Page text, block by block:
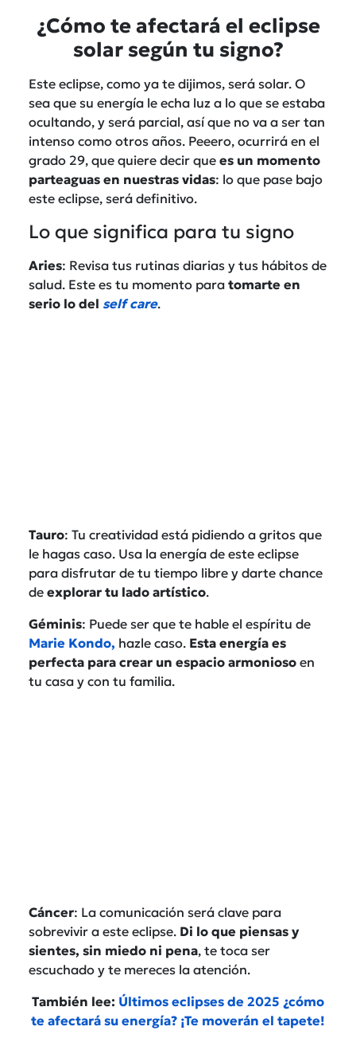
¿Cómo te afectará el eclipse
solar según tu signo?
Este eclipse, como ya te dijimos, será solar. O
sea que su energía le echa luz a lo que se estaba
ocultando, y será parcial, así que no va a ser tan
intenso como otros años. Peeero, ocurrirá en el
grado 29, que quiere decir que es un momento
parteaguas en nuestras vidas: lo que pase bajo
este eclipse, será definitivo.
Lo que significa para tu signo
Aries: Revisa tus rutinas diarias y tus hábitos de
salud. Este es tu momento para tomarte en
serio lo del self care.
Tauro: Tu creatividad está pidiendo a gritos que
le hagas caso. Usa la energía de este eclipse
para disfrutar de tu tiempo libre y darte chance
de explorar tu lado artístico.
Géminis: Puede ser que te hable el espíritu de
Marie Kondo, hazle caso. Esta energía es
perfecta para crear un espacio armonioso en
tu casa y con tu familia.
Cáncer: La comunicación será clave para
sobrevivir a este eclipse. Di lo que piensas y
sientes, sin miedo ni pena, te toca ser
escuchado y te mereces la atención.
También lee: Últimos eclipses de 2025 ¿cómo
te afectará su energía? ¡Te moverán el tapete!